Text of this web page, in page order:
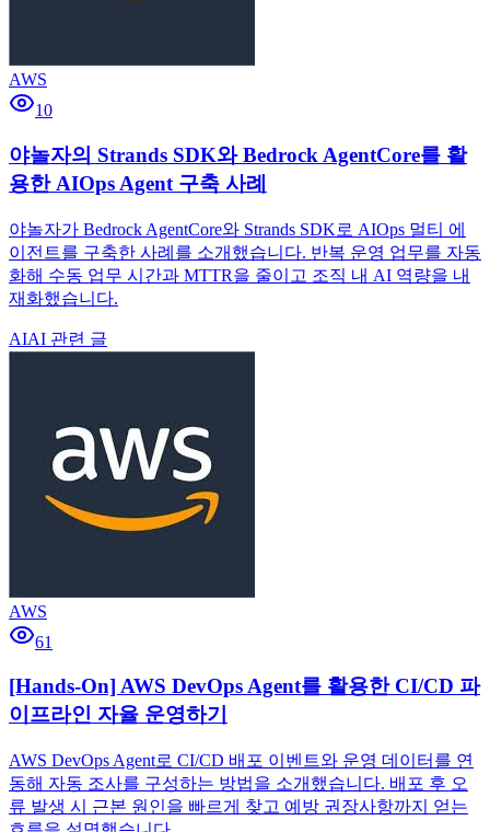
AWS
10
야놀자의 Strands SDK와 Bedrock AgentCore를 활
용한 AIOps Agent 구축 사례
야놀자가 Bedrock AgentCore와 Strands SDK로 AIOps 멀티 에
이전트를 구축한 사례를 소개했습니다. 반복 운영 업무를 자동
화해 수동 업무 시간과 MTTR을 줄이고 조직 내 AI 역량을 내
재화했습니다.
AIAI 관련 글
AWS
61
[Hands-On] AWS DevOps Agent를 활용한 CI/CD 파
이프라인 자율 운영하기
AWS DevOps Agent로 CI/CD 배포 이벤트와 운영 데이터를 연
동해 자동 조사를 구성하는 방법을 소개했습니다. 배포 후 오
류 발생 시 근본 원인을 빠르게 찾고 예방 권장사항까지 얻는